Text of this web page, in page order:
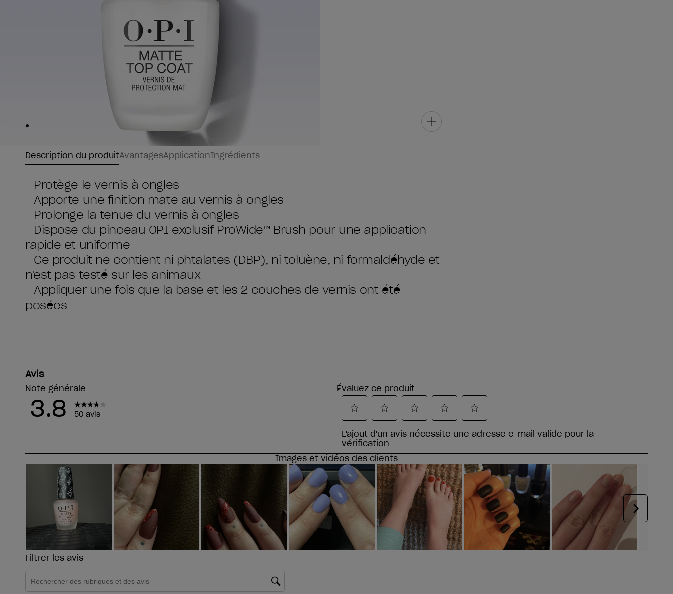
Skip to slide
Description du produitAvantagesApplicationIngrédients
- Protège le vernis à ongles
- Apporte une finition mate au vernis à ongles
- Prolonge la tenue du vernis à ongles
- Dispose du pinceau OPI exclusif ProWide™ Brush pour une application
rapide et uniforme
- Ce produit ne contient ni phtalates (DBP), ni toluène, ni formaldéhyde et
n'est pas testé sur les animaux
- Appliquer une fois que la base et les 2 couches de vernis ont été
posées